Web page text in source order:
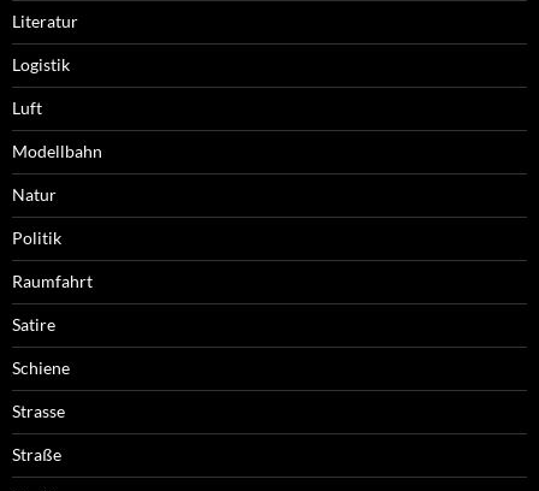
Literatur
Logistik
Luft
Modellbahn
Natur
Politik
Raumfahrt
Satire
Schiene
Strasse
Straße